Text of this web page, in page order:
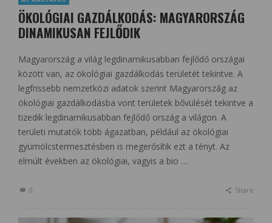
ÖKOLÓGIAI GAZDÁLKODÁS: MAGYARORSZÁG
DINAMIKUSAN FEJLŐDIK
Magyarország a világ legdinamikusabban fejlődő országai
között van, az ökológiai gazdálkodás területét tekintve. A
legfrissebb nemzetközi adatok szerint Magyarország az
ökológiai gazdálkodásba vont területek bővülését tekintve a
tizedik legdinamikusabban fejlődő ország a világon. A
területi mutatók több ágazatban, például az ökológiai
gyümölcstermesztésben is megerősítik ezt a tényt. Az
elmúlt években az ökológiai, vagyis a bio …
0 Share